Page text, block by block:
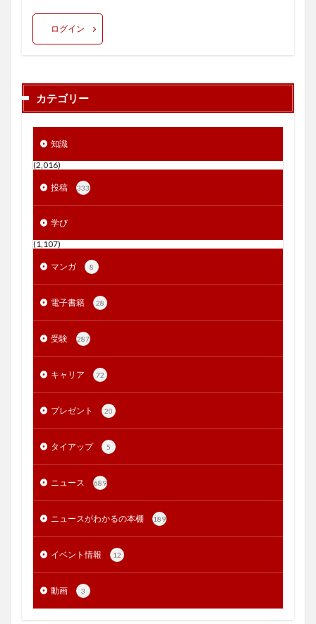
ログイン
カテゴリー
知識
(2,016)
投稿 333
学び
(1,107)
マンガ 8
電子書籍 28
受験 287
キャリア 72
プレゼント 20
タイアップ 5
ニュース 689
ニュースがわかるの本棚 189
イベント情報 12
動画 3